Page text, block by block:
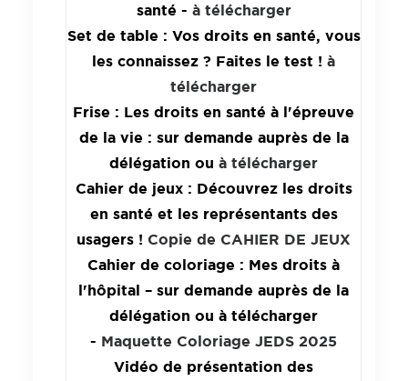
santé - à télécharger
Set de table : Vos droits en santé, vous
les connaissez ? Faites le test ! à
télécharger
Frise : Les droits en santé à l'épreuve
de la vie : sur demande auprès de la
délégation ou à télécharger
Cahier de jeux : Découvrez les droits
en santé et les représentants des
usagers ! Copie de CAHIER DE JEUX
Cahier de coloriage : Mes droits à
l'hôpital – sur demande auprès de la
délégation ou à télécharger
- Maquette Coloriage JEDS 2025
Vidéo de présentation des